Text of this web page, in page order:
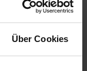
Über Cookies